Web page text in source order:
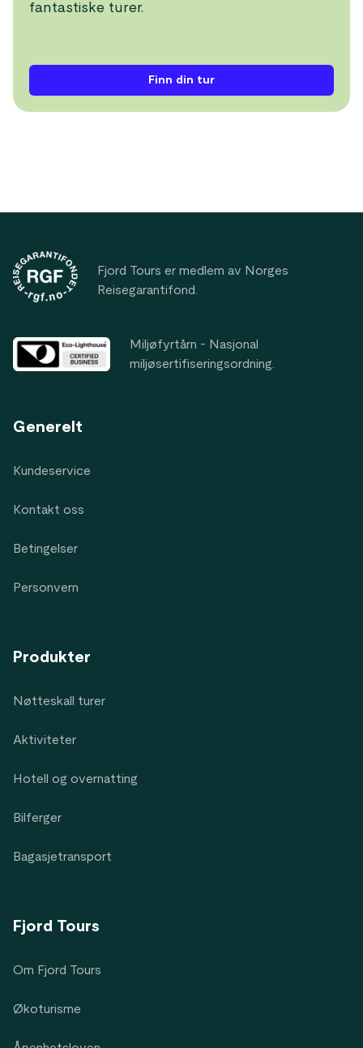
fantastiske turer.
Finn din tur
Fjord Tours er medlem av Norges
Reisegarantifond.
Miljøfyrtårn - Nasjonal
miljøsertifiseringsordning.
Generelt
Kundeservice
Kontakt oss
Betingelser
Personvern
Produkter
Nøtteskall turer
Aktiviteter
Hotell og overnatting
Bilferger
Bagasjetransport
Fjord Tours
Om Fjord Tours
Økoturisme